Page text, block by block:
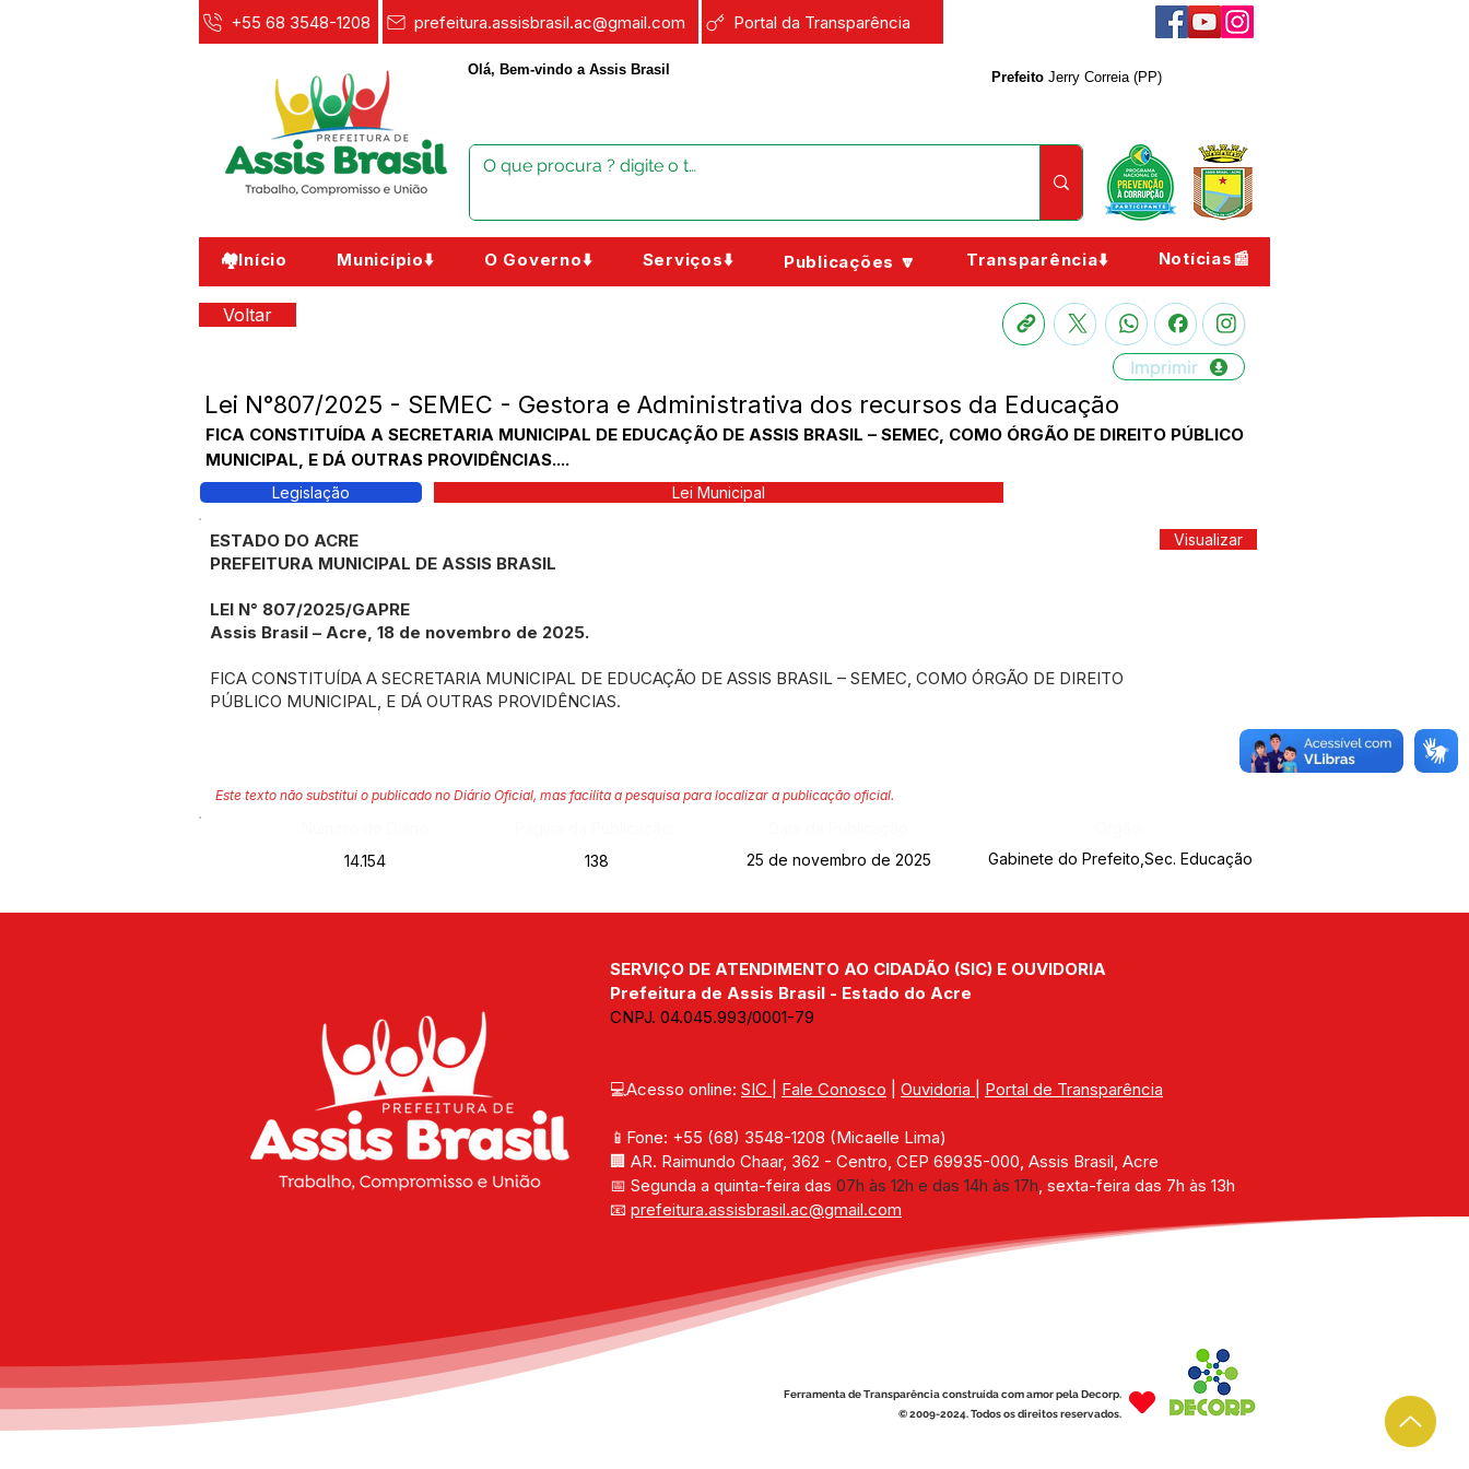
+55 68 3548-1208 prefeitura.assisbrasil.ac@gmail.com Portal da Transparência
Olá, Bem-vindo a Assis Brasil Prefeito Jerry Correia (PP)
🏘️Início Município⬇️ O Governo⬇️ Serviços⬇️ Publicações 🔽 Transparência⬇️ Notícias📰
Voltar
Imprimir
Lei N°807/2025 - SEMEC - Gestora e Administrativa dos recursos da Educação
FICA CONSTITUÍDA A SECRETARIA MUNICIPAL DE EDUCAÇÃO DE ASSIS BRASIL – SEMEC, COMO ÓRGÃO DE DIREITO PÚBLICO
MUNICIPAL, E DÁ OUTRAS PROVIDÊNCIAS....
Legislação Lei Municipal
ESTADO DO ACRE
PREFEITURA MUNICIPAL DE ASSIS BRASIL
LEI N° 807/2025/GAPRE
Assis Brasil – Acre, 18 de novembro de 2025.
FICA CONSTITUÍDA A SECRETARIA MUNICIPAL DE EDUCAÇÃO DE ASSIS BRASIL – SEMEC, COMO ÓRGÃO DE DIREITO
PÚBLICO MUNICIPAL, E DÁ OUTRAS PROVIDÊNCIAS.
Visualizar
Este texto não substitui o publicado no Diário Oficial, mas facilita a pesquisa para localizar a publicação oficial.
14.154
138 25 de novembro de 2025 Gabinete do Prefeito,Sec. Educação
SERVIÇO DE ATENDIMENTO AO CIDADÃO (SIC) E OUVIDORIA
Prefeitura de Assis Brasil - Estado do Acre
CNPJ. 04.045.993/0001-79
💻Acesso online: SIC Fale Conosco Ouvidoria Portal de Transparência
📱Fone: +55 (68) 3548-1208 (Micaelle Lima)
🏢 AR. Raimundo Chaar, 362 - Centro, CEP 69935-000, Assis Brasil, Acre
📅 Segunda a quinta-feira das 07h às 12h e das 14h às 17h, sexta-feira das 7h às 13h
📧 prefeitura.assisbrasil.ac@gmail.com
Ferramenta de Transparência construída com amor pela Decorp.
© 2009-2024. Todos os direitos reservados.